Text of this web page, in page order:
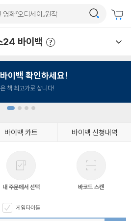
24 바이백
이백 확인하세요!
책 최고가로 삽니다!
바이백 카트 바이백 신청내역
내 주문에서 선택 바코드 스캔
게임타이틀